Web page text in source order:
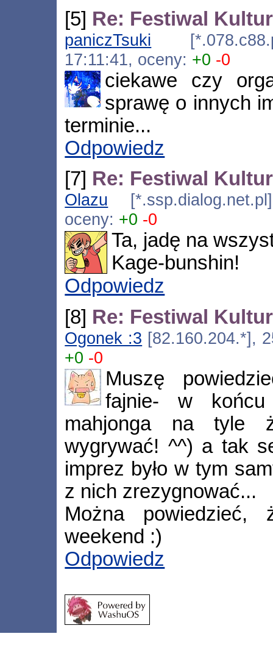
[5] Re: Festiwal
paniczTsuki
17:11:41, oceny: +0 -0
ciekawe czy
sprawę o innych
terminie...
Odpowiedz
[7] Re: Festiwal
Olazu
oceny: +0 -0
Ta, jadę na
Kage-bunshin!
Odpowiedz
[8] Re: Festiwal
Ogonek :3 [82.160.204.*],
+0 -0
Muszę
fajnie- w końcu
mahjonga na tyle
wygrywać! ^^) a tak
imprez było w tym
z nich zrezygnować...
Można
weekend :)
Odpowiedz